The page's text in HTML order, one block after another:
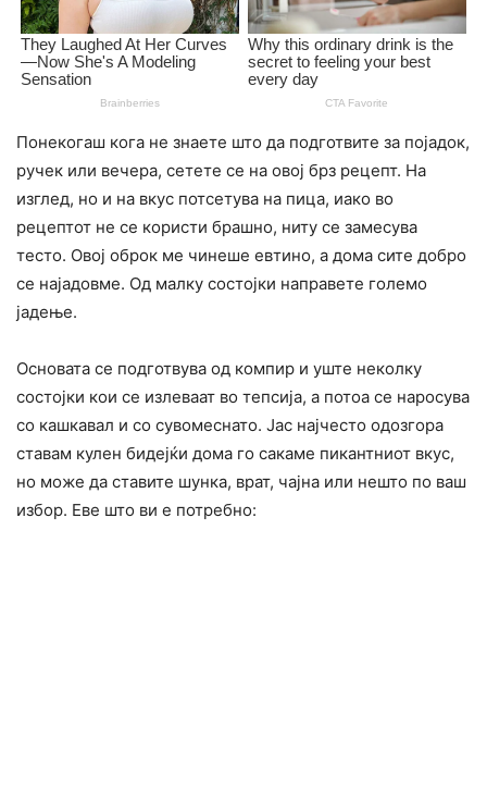
Понекогаш кога не знаете што да подготвите за појадок,
ручек или вечера, сетете се на овој брз рецепт. На
изглед, но и на вкус потсетува на пица, иако во
рецептот не се користи брашно, ниту се замесува
тесто. Овој оброк ме чинеше евтино, а дома сите добро
се најадовме. Од малку состојки направете големо
јадење.
Основата се подготвува од компир и уште неколку
состојки кои се излеваат во тепсија, а потоа се наросува
со кашкавал и со сувомеснато. Јас најчесто одозгора
ставам кулен бидејќи дома го сакаме пикантниот вкус,
но може да ставите шунка, врат, чајна или нешто по ваш
избор. Еве што ви е потребно: